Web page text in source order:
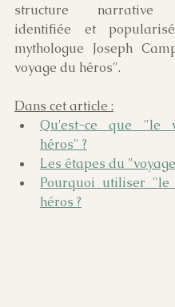
structure narrative
identifiée et
mythologue Joseph
voyage du héros".
Dans cet article :
Qu'est-ce que "le
héros" ?
Les étapes du
Pourquoi utiliser "le
héros ?